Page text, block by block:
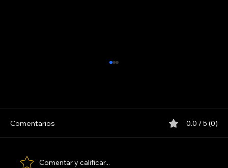
INDIO SOLARI
Comentarios 0.0 / 5 (0)
Comentar y calificar...